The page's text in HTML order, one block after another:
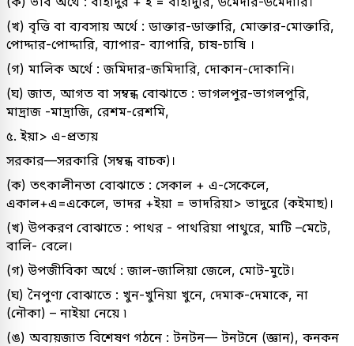
(খ) বৃত্তি বা ব্যবসায় অর্থে : ডাক্তার-ডাক্তারি, মোক্তার-মোক্তারি,
পোদ্দার-পোদ্দারি, ব্যাপার- ব্যাপারি, চাষ-চাষি ।
(গ) মালিক অর্থে : জমিদার-জমিদারি, দোকান-দোকানি।
(ঘ) জাত, আগত বা সম্বন্ধ বোঝাতে : ভাগলপুর-ভাগলপুরি,
মাদ্রাজ -মাদ্রাজি, রেশম-রেশমি,
৫. ইয়া> এ-প্রত্যয়
সরকার—সরকারি (সম্বন্ধ বাচক)।
(ক) তৎকালীনতা বোঝাতে : সেকাল + এ-সেকেলে,
একাল+এ=একেলে, ভাদর +ইয়া = ভাদরিয়া> ভাদুরে (কইমাছ)।
(খ) উপকরণ বোঝাতে : পাথর - পাথরিয়া পাথুরে, মাটি –মেটে,
বালি- বেলে।
(গ) উপজীবিকা অর্থে : জাল-জালিয়া জেলে, মোট-মুটে।
(ঘ) নৈপুণ্য বোঝাতে : খুন-খুনিয়া খুনে, দেমাক-দেমাকে, না
(নৌকা) – নাইয়া নেয়ে ৷
(ঙ) অব্যয়জাত বিশেষণ গঠনে : টনটন— টনটনে (জ্ঞান), কনকন